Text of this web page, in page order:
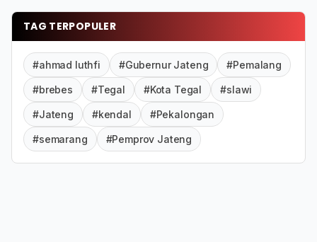
TAG TERPOPULER
#ahmad luthfi #Gubernur Jateng #Pemalang
#brebes #Tegal #Kota Tegal #slawi
#Jateng #kendal #Pekalongan
#semarang #Pemprov Jateng